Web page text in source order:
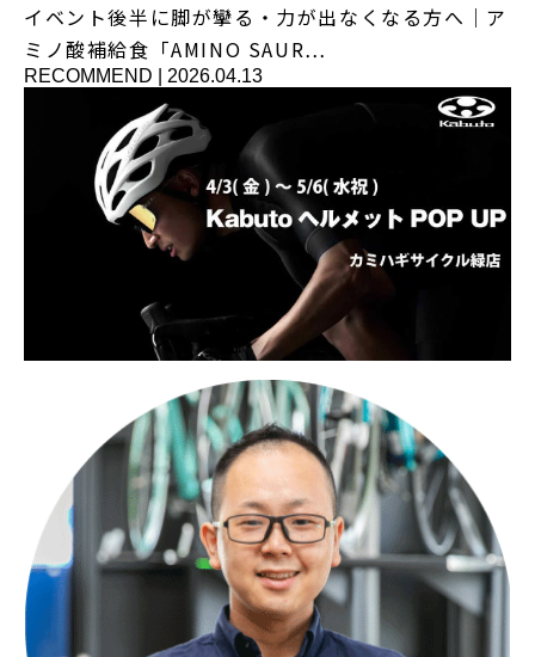
イベント後半に脚が攣る・力が出なくなる方へ｜ア
ミノ酸補給食「AMINO SAUR…
RECOMMEND 2026.04.13